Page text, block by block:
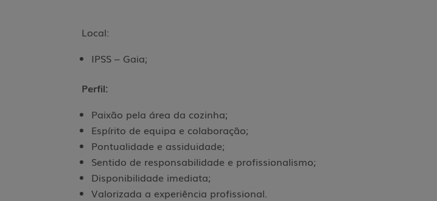
Local:
IPSS – Gaia;
Perfil:
Paixão pela área da cozinha;
Espírito de equipa e colaboração;
Pontualidade e assiduidade;
Sentido de responsabilidade e profissionalismo;
Disponibilidade imediata;
Valorizada a experiência profissional.